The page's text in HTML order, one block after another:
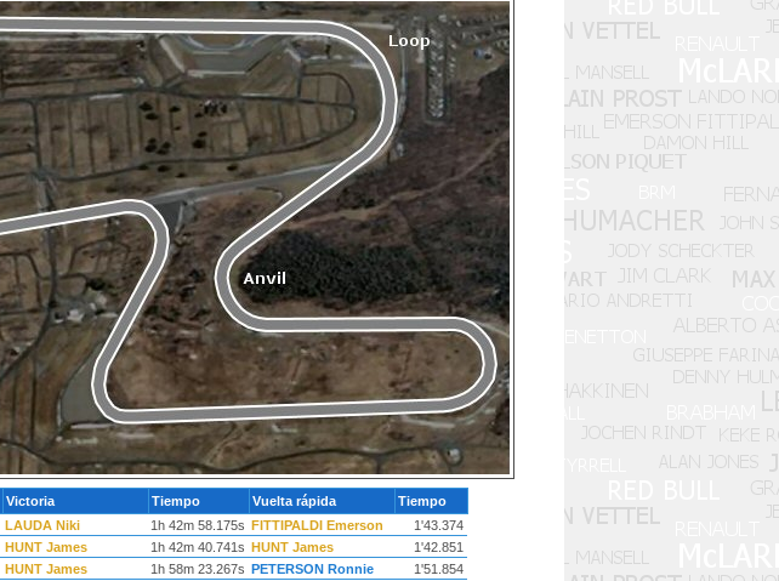
Victoria Tiempo Vuelta rápida
Tiempo
LAUDA Niki 1h 42m 58.175s FITTIPALDI Emerson
1'43.374
HUNT James 1h 42m 40.741s HUNT James
1'42.851
HUNT James 1h 58m 23.267s PETERSON Ronnie 1'51.854